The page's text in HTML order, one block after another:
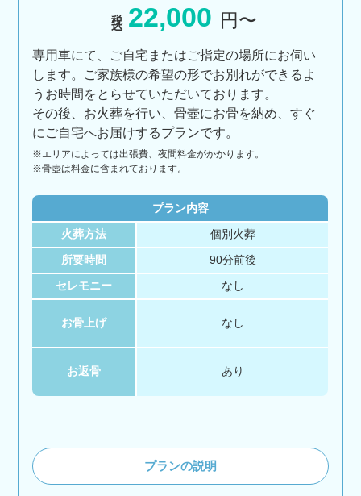
22,000 円〜
専用車にて、ご自宅またはご指定の場所にお伺い
します。ご家族様の希望の形でお別れができるよ
うお時間をとらせていただいております。
その後、お火葬を行い、骨壺にお骨を納め、すぐ
にご自宅へお届けするプランです。
※エリアによっては出張費、夜間料金がかかります。
※骨壺は料金に含まれております。
プラン内容
火葬方法 個別火葬
所要時間 90分前後
セレモニー なし
お骨上げ なし
お返骨 あり
プランの説明